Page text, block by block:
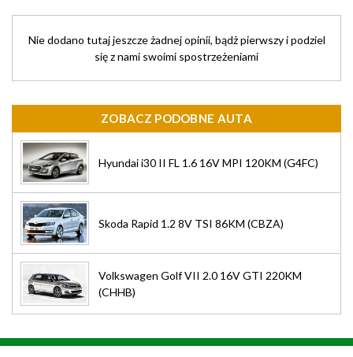
Nie dodano tutaj jeszcze żadnej opinii, bądż pierwszy i podziel
się z nami swoimi spostrzeżeniami
ZOBACZ PODOBNE AUTA
Hyundai i30 II FL 1.6 16V MPI 120KM (G4FC)
Skoda Rapid 1.2 8V TSI 86KM (CBZA)
Volkswagen Golf VII 2.0 16V GTI 220KM
(CHHB)